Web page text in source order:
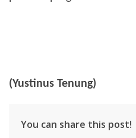
(Yustinus Tenung)
You can share this post!